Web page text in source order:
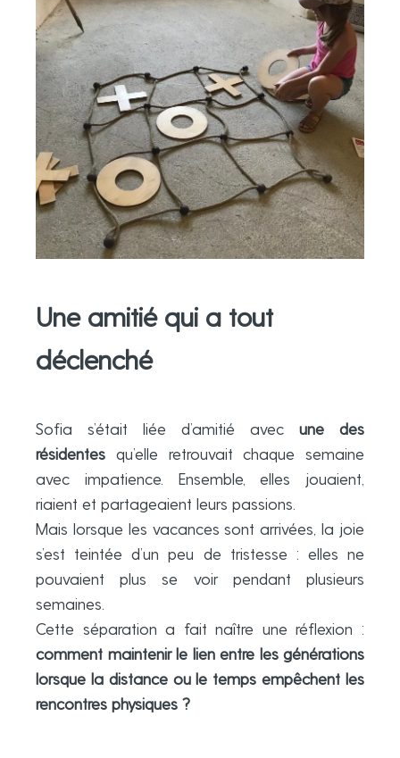
Une amitié qui a tout
déclenché
Sofia s’était liée d’amitié avec une des
résidentes qu’elle retrouvait chaque semaine
avec impatience. Ensemble, elles jouaient,
riaient et partageaient leurs passions.
Mais lorsque les vacances sont arrivées, la joie
s’est teintée d’un peu de tristesse : elles ne
pouvaient plus se voir pendant plusieurs
semaines.
Cette séparation a fait naître une réflexion :
comment maintenir le lien entre les générations
lorsque la distance ou le temps empêchent les
rencontres physiques ?